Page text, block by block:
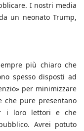
I nostri media
un neonato Trump,
più chiaro che
spesso disposti ad
per minimizzare
che pure presentano
i loro lettori e che
Avrei potuto